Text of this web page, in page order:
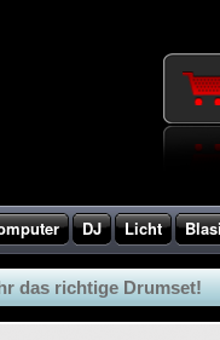
DJ Licht
das richtige Drumset!